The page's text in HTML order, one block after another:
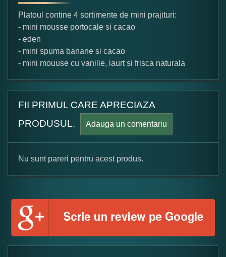
Platoul contine 4 sortimente de mini prajituri:
- mini mousse portocale si cacao
- eden
- mini spuma banane si cacao
- mini mouuse cu vanilie, iaurt si frisca naturala
FII PRIMUL CARE APRECIAZA
PRODUSUL.
Adauga un comentariu
Formular pareri client
Numele dumneavoastra:
Nu sunt pareri pentru acest produs.